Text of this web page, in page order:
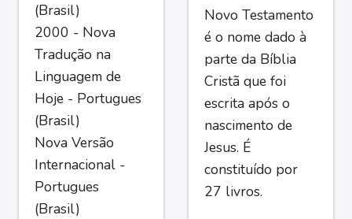
(Brasil)
2000 - Nova
Tradução na
Linguagem de
Hoje - Portugues
(Brasil)
Nova Versão
Internacional -
Portugues
(Brasil)
Novo Testamento
é o nome dado à
parte da Bíblia
Cristã que foi
escrita após o
nascimento de
Jesus. É
constituído por
27 livros.